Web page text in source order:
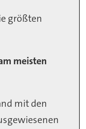
größten
meisten
mit den